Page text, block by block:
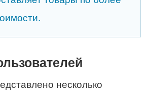
несколько